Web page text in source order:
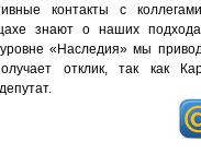
контакты с
знают о наших
«Наследия» мы
отклик, так как